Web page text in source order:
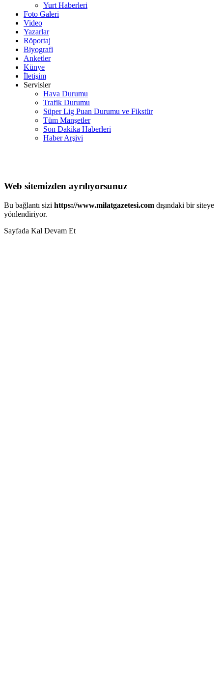
Yurt Haberleri
Foto Galeri
Video
Yazarlar
Röportaj
Biyografi
Anketler
Künye
İletişim
Servisler
Hava Durumu
Trafik Durumu
Süper Lig Puan Durumu ve Fikstür
Tüm Manşetler
Son Dakika Haberleri
Haber Arşivi
Web sitemizden ayrılıyorsunuz
Bu bağlantı sizi https://www.milatgazetesi.com dışındaki bir siteye
yönlendiriyor.
Sayfada Kal Devam Et